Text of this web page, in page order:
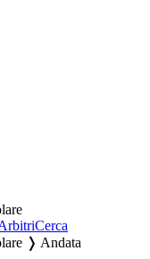
Cerca
❭ Andata